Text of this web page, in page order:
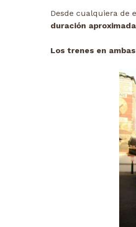
Desde cualquiera de
duración
Los trenes en